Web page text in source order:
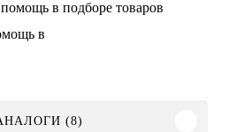
в
(8)